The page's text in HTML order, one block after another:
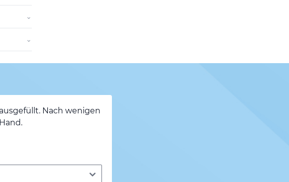
⌄
⌄
Nach wenigen